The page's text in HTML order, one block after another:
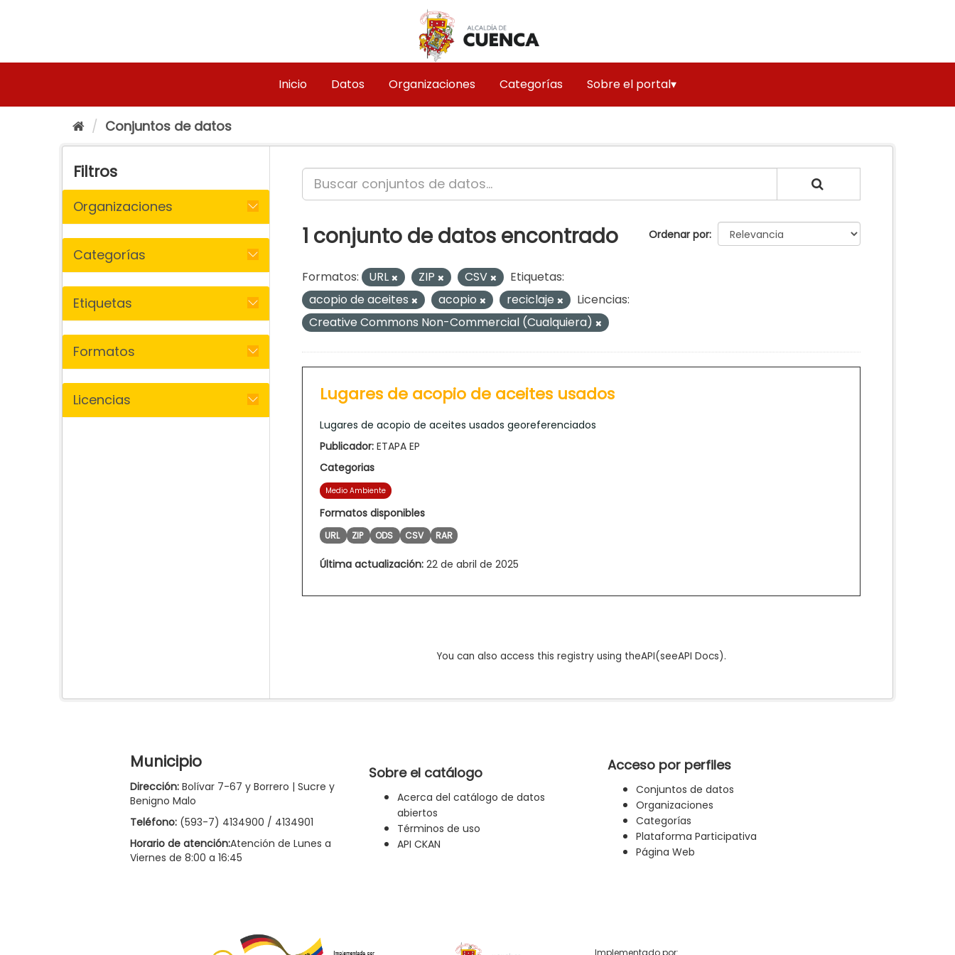
Inicio Datos Organizaciones Categorías Sobre el portal▾
Conjuntos de datos
Filtros
Organizaciones
Categorías
Etiquetas
Formatos
Licencias
Ordenar por
1 conjunto de datos encontrado
Formatos: URL ZIP CSV
Etiquetas:
acopio de aceites
acopio reciclaje
Licencias:
Creative Commons Non-Commercial (Cualquiera)
Lugares de acopio de aceites usados
Lugares de acopio de aceites usados georeferenciados
Publicador: ETAPA EP
Categorias
Medio Ambiente
Formatos disponibles
URL ZIP ODS CSV RAR
Última actualización: 22 de abril de 2025
You can also access this registry using theAPI(seeAPI Docs).
Municipio
Dirección: Bolívar 7-67 y Borrero | Sucre y
Benigno Malo
Teléfono: (593-7) 4134900 / 4134901
Horario de atención:Atención de Lunes a
Viernes de 8:00 a 16:45
Sobre el catálogo
Acerca del catálogo de datos
abiertos
Términos de uso
API CKAN
Acceso por perfiles
Conjuntos de datos
Organizaciones
Categorías
Plataforma Participativa
Página Web